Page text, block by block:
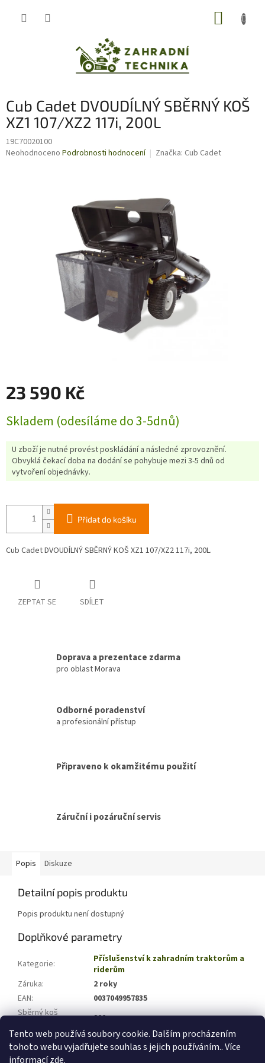
Tento web používá soubory cookie. Dalším procházením
tohoto webu vyjadřujete souhlas s jejich používáním.. Více
informacízde.
Cub Cadet DVOUDÍLNÝ SBĚRNÝ KOŠ
XZ1 107/XZ2 117i, 200L
19C70020100
Průměrné
Neohodnoceno Podrobnosti hodnocení Značka: Cub Cadet
23 590 Kč
cena:
Skladem (odesíláme do 3-5dnů)
U zboží je nutné provést poskládání a následné zprovoznění.
Obvyklá čekací doba na dodání se pohybuje mezi 3-5 dnů od
vytvoření objednávky.
Přidat do košíku
Cub Cadet DVOUDÍLNÝ SBĚRNÝ KOŠ XZ1 107/XZ2 117i, 200L.
ZEPTAT SE SDÍLET
Doprava a prezentace zdarma
pro oblast Morava
Odborné poradenství
a profesionální přístup
Připraveno k okamžitému použití
Záruční i pozáruční servis
Popis Diskuze
Detailní popis produktu
Popis produktu není dostupný
Doplňkové parametry
Kategorie:
Příslušenství k zahradním traktorům a
riderům
Záruka:
2 roky
EAN:
0037049957835
Sběrný koš
200